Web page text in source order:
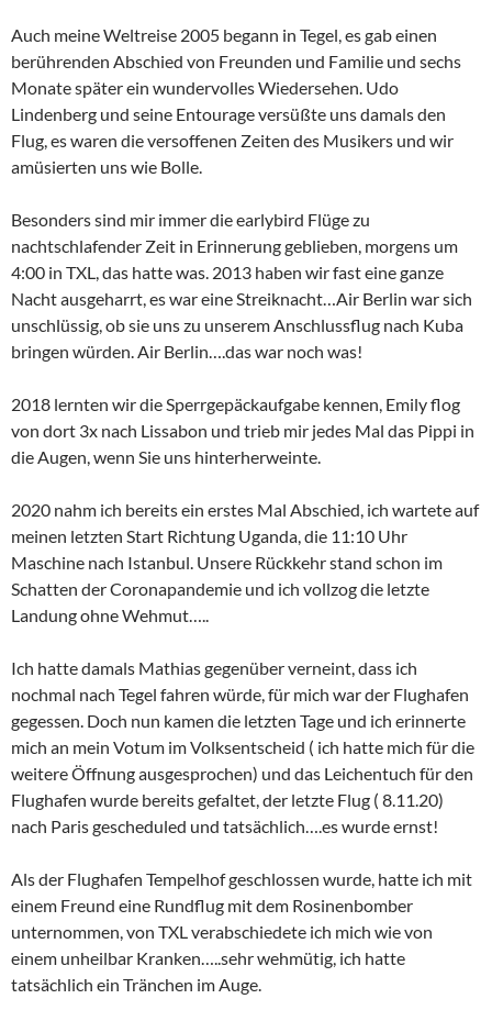
Auch meine Weltreise 2005 begann in Tegel, es gab einen
berührenden Abschied von Freunden und Familie und sechs
Monate später ein wundervolles Wiedersehen. Udo
Lindenberg und seine Entourage versüßte uns damals den
Flug, es waren die versoffenen Zeiten des Musikers und wir
amüsierten uns wie Bolle.
Besonders sind mir immer die earlybird Flüge zu
nachtschlafender Zeit in Erinnerung geblieben, morgens um
4:00 in TXL, das hatte was. 2013 haben wir fast eine ganze
Nacht ausgeharrt, es war eine Streiknacht…Air Berlin war sich
unschlüssig, ob sie uns zu unserem Anschlussflug nach Kuba
bringen würden. Air Berlin….das war noch was!
2018 lernten wir die Sperrgepäckaufgabe kennen, Emily flog
von dort 3x nach Lissabon und trieb mir jedes Mal das Pippi in
die Augen, wenn Sie uns hinterherweinte.
2020 nahm ich bereits ein erstes Mal Abschied, ich wartete auf
meinen letzten Start Richtung Uganda, die 11:10 Uhr
Maschine nach Istanbul. Unsere Rückkehr stand schon im
Schatten der Coronapandemie und ich vollzog die letzte
Landung ohne Wehmut…..
Ich hatte damals Mathias gegenüber verneint, dass ich
nochmal nach Tegel fahren würde, für mich war der Flughafen
gegessen. Doch nun kamen die letzten Tage und ich erinnerte
mich an mein Votum im Volksentscheid ( ich hatte mich für die
weitere Öffnung ausgesprochen) und das Leichentuch für den
Flughafen wurde bereits gefaltet, der letzte Flug ( 8.11.20)
nach Paris gescheduled und tatsächlich….es wurde ernst!
Als der Flughafen Tempelhof geschlossen wurde, hatte ich mit
einem Freund eine Rundflug mit dem Rosinenbomber
unternommen, von TXL verabschiedete ich mich wie von
einem unheilbar Kranken…..sehr wehmütig, ich hatte
tatsächlich ein Tränchen im Auge.